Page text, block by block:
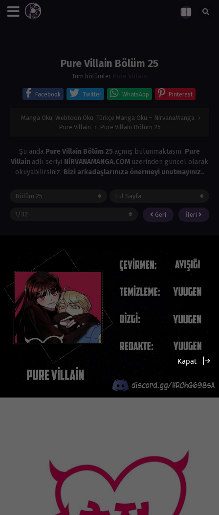
Pure Villain Bölüm 25
Tüm bölümler Pure Villain
Facebook Twitter WhatsApp Pinterest
Manga Oku, Webtoon Oku, Türkçe Manga Oku – NirvanaManga ›
Pure Villain › Pure Villain Bölüm 25
Şu anda Pure Villain Bölüm 25 açmış bulunmaktasın. Pure
Villain adlı seriyi NİRVANAMANGA.COM üzerinden güncel olarak
okuyabilirsiniz. Bizi arkadaşlarınıza önermeyi unutmayınız..
Geri İleri
Kapat